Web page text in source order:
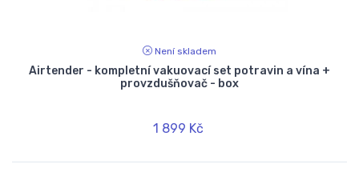
Není skladem
Airtender - kompletní vakuovací set potravin a vína +
provzdušňovač - box
1 899 Kč